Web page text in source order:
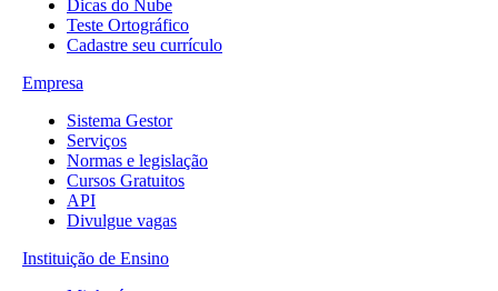
Dicas do Nube
Teste Ortográfico
Cadastre seu currículo
Empresa
Sistema Gestor
Serviços
Normas e legislação
Cursos Gratuitos
API
Divulgue vagas
Instituição de Ensino